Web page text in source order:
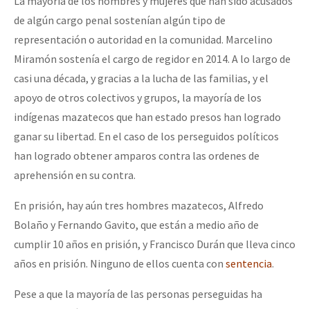
de algún cargo penal sostenían algún tipo de
representación o autoridad en la comunidad. Marcelino
Miramón sostenía el cargo de regidor en 2014. A lo largo de
casi una década, y gracias a la lucha de las familias, y el
apoyo de otros colectivos y grupos, la mayoría de los
indígenas mazatecos que han estado presos han logrado
ganar su libertad. En el caso de los perseguidos políticos
han logrado obtener amparos contra las ordenes de
aprehensión en su contra.
En prisión, hay aún tres hombres mazatecos, Alfredo
Bolaño y Fernando Gavito, que están a medio año de
cumplir 10 años en prisión, y Francisco Durán que lleva cinco
años en prisión. Ninguno de ellos cuenta con sentencia.
Pese a que la mayoría de las personas perseguidas ha